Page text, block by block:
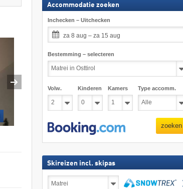
Accommodatie zoeken
Inchecken – Uitchecken
za 8 aug – za 15 aug
Bestemming – selecteren
Volw. Kinderen Kamers Type accomm.
zoeken
Skireizen incl. skipas
incl.